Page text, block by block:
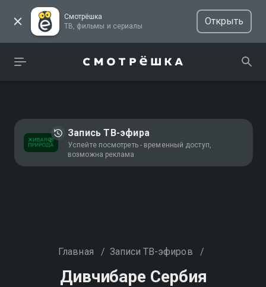
Смотрёшка
ТВ, фильмы и сериалы
Открыть
Запись ТВ-эфира
Успейте посмотреть - временный доступ,
возможна реклама
Главная / Записи ТВ-эфиров /
Дивчибаре Сербия